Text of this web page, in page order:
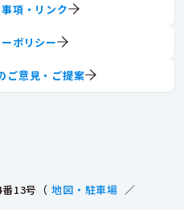
13号（ 地図・駐車場 ／
項・リンク
ポリシー
ご意見・ご提案